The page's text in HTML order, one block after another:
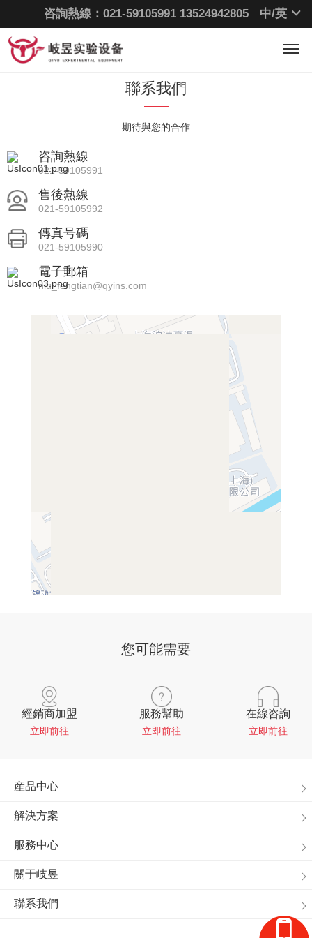
中/英
咨詢熱線：021-59105991 13524942805
岐昱簡介
售後服務
聯系我們
期待與您的合作
咨詢熱線
021-59105991
售後熱線
021-59105992
傳真号碼
021-59105990
電子郵箱
niu_fengtian@qyins.com
您可能需要
經銷商加盟
立即前往
服務幫助
立即前往
在線咨詢
立即前往
産品中心
解決方案
服務中心
關于岐昱
聯系我們